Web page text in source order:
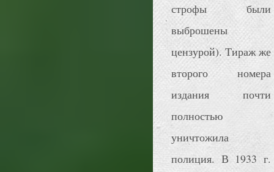
строфы были
выброшены
цензурой). Тираж же
второго номера
издания почти
полностью
уничтожила
полиция. В 1933 г.